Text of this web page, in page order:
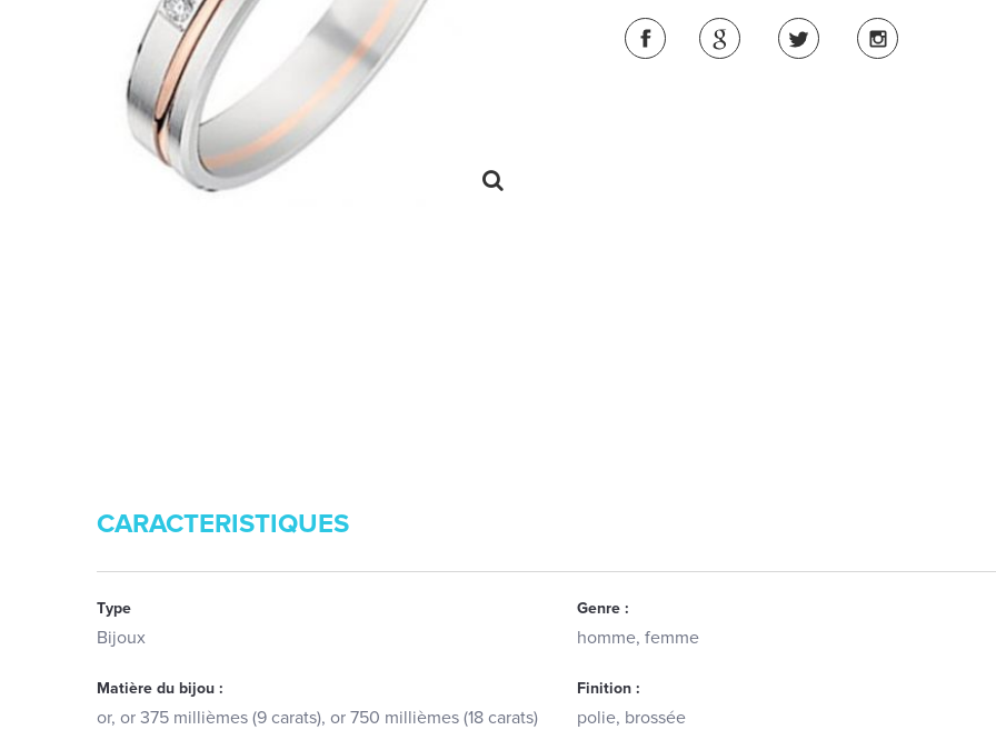
CARACTERISTIQUES
Type
Bijoux
Genre :
homme, femme
Matière du bijou :
or, or 375 millièmes (9 carats), or 750 millièmes (18 carats)
Finition :
polie, brossée